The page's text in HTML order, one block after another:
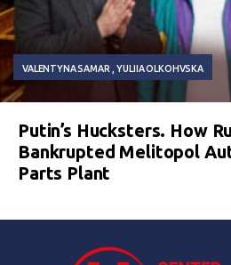
VALENTYNA SAMAR YULIIA OLKOHVSKA
Putin’s Hucksters. How
Bankrupted Melitopol
Parts Plant